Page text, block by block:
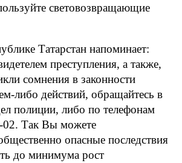
световозвращающие
Татарстан напоминает:
преступления, а также,
сомнения в законности
либо действий, обращайтесь в
полиции, либо по телефонам
02. Так Вы можете
опасные последствия
до минимума рост